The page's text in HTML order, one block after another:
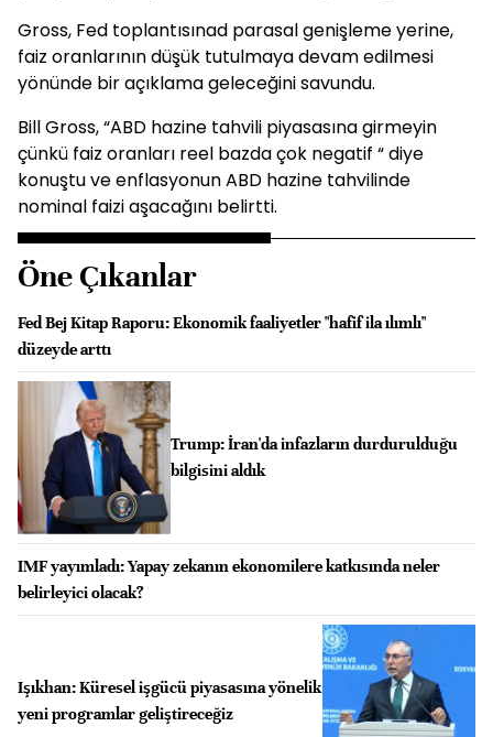
Gross, Fed toplantısınad parasal genişleme yerine,
faiz oranlarının düşük tutulmaya devam edilmesi
yönünde bir açıklama geleceğini savundu.
Bill Gross, “ABD hazine tahvili piyasasına girmeyin
çünkü faiz oranları reel bazda çok negatif “ diye
konuştu ve enflasyonun ABD hazine tahvilinde
nominal faizi aşacağını belirtti.
Öne Çıkanlar
Fed Bej Kitap Raporu: Ekonomik faaliyetler "hafif ila ılımlı"
düzeyde arttı
Trump: İran'da infazların durdurulduğu
bilgisini aldık
IMF yayımladı: Yapay zekanın ekonomilere katkısında neler
belirleyici olacak?
Işıkhan: Küresel işgücü piyasasına yönelik
yeni programlar geliştireceğiz